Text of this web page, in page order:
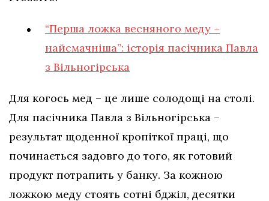
“Перша ложка весняного меду –
найсмачніша”: історія пасічника Павла
з Вільногірська
Для когось мед – це лише солодощі на столі.
Для пасічника Павла з Вільногірська –
результат щоденної кропіткої праці, що
починається задовго до того, як готовий
продукт потрапить у банку. За кожною
ложкою меду стоять сотні бджіл, десятки